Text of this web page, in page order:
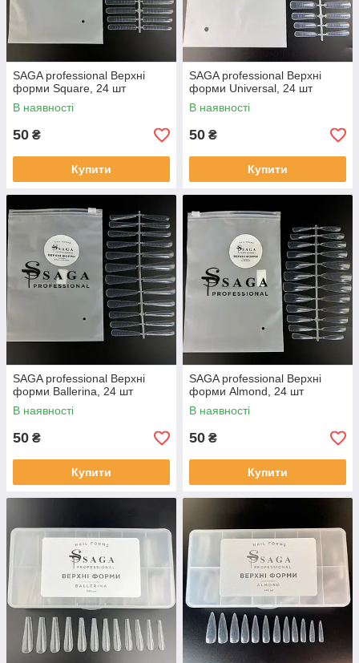
SAGA professional Верхні
форми Square, 24 шт
В наявності
50 ₴
Купити
SAGA professional Верхні
форми Universal, 24 шт
В наявності
50 ₴
Купити
SAGA professional Верхні
форми Ballerina, 24 шт
В наявності
50 ₴
Купити
SAGA professional Верхні
форми Almond, 24 шт
В наявності
50 ₴
Купити